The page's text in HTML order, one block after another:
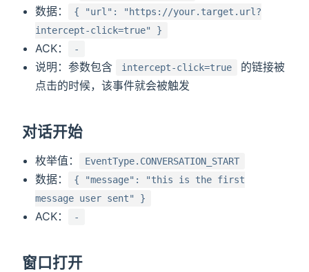
数据：
{ "url": "https://your.target.url?
intercept-click=true" }
ACK： -
说明：参数包含 intercept-click=true
的链接被
点击的时候，该事件就会被触发
对话开始
枚举值： EventType.CONVERSATION_START
数据：
{ "message": "this is the first
message user sent" }
ACK： -
窗口打开